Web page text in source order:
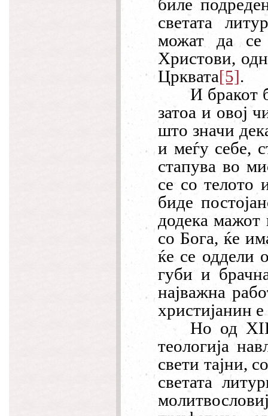
биле
светата
можат да се
Христови,
Црквата[5].
И бракот
затоа и овој
што значи
и меѓу себе,
стапува во
се со телото
биде
додека мажот
со Бога, ќе
ќе се оддели
губи и
најважна
христијанин е
Но од
теологија
свети тајни,
светата